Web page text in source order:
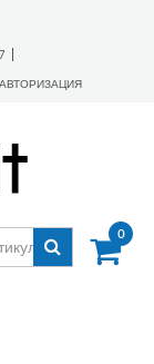
АВТОРИЗАЦИЯ
0